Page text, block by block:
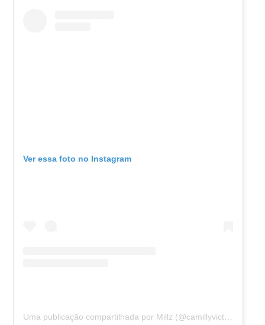
Ver essa foto no Instagram
Uma publicação compartilhada por Millz (@camillyvictoria)